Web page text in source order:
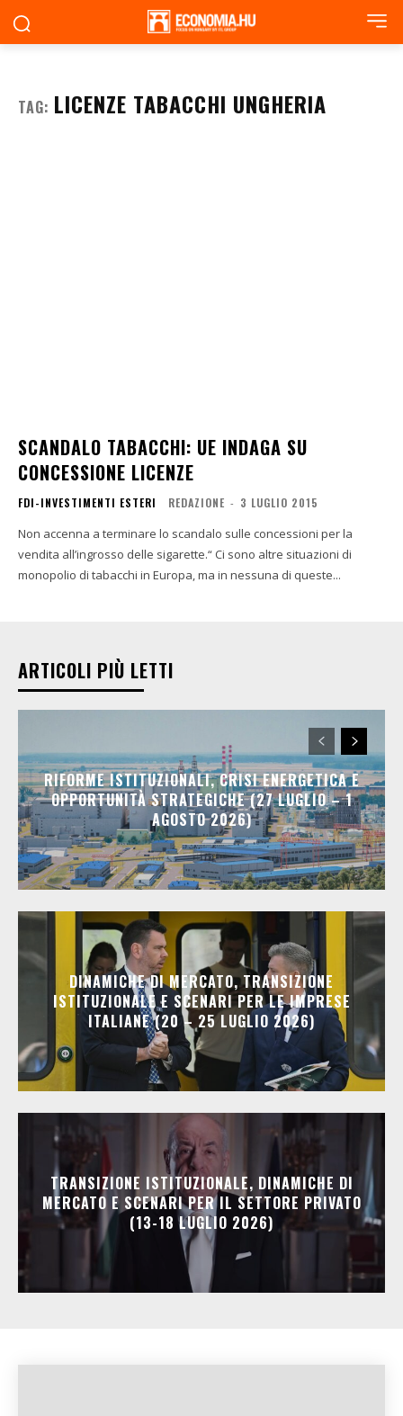
TAG: LICENZE TABACCHI UNGHERIA
SCANDALO TABACCHI: UE INDAGA SU
CONCESSIONE LICENZE
FDI-INVESTIMENTI ESTERI REDAZIONE - 3 LUGLIO 2015
Non accenna a terminare lo scandalo sulle concessioni per la
vendita all’ingrosso delle sigarette.“ Ci sono altre situazioni di
monopolio di tabacchi in Europa, ma in nessuna di queste...
ARTICOLI PIÙ LETTI
RIFORME ISTITUZIONALI, CRISI ENERGETICA E
OPPORTUNITÀ STRATEGICHE (27 LUGLIO – 1
AGOSTO 2026)
DINAMICHE DI MERCATO, TRANSIZIONE
ISTITUZIONALE E SCENARI PER LE IMPRESE
ITALIANE (20 – 25 LUGLIO 2026)
TRANSIZIONE ISTITUZIONALE, DINAMICHE DI
MERCATO E SCENARI PER IL SETTORE PRIVATO
(13-18 LUGLIO 2026)